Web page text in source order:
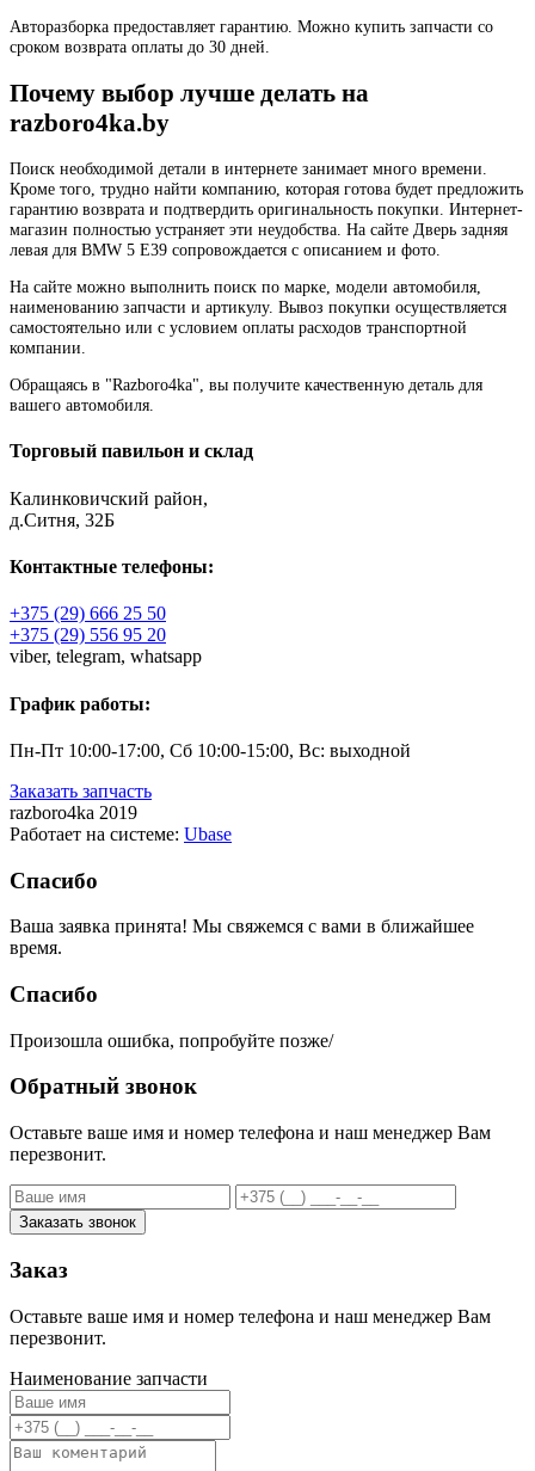
Авторазборка предоставляет гарантию. Можно купить запчасти со
сроком возврата оплаты до 30 дней.
Почему выбор лучше делать на
razboro4ka.by
Поиск необходимой детали в интернете занимает много времени.
Кроме того, трудно найти компанию, которая готова будет предложить
гарантию возврата и подтвердить оригинальность покупки. Интернет-
магазин полностью устраняет эти неудобства. На сайте Дверь задняя
левая для BMW 5 E39 сопровождается с описанием и фото.
На сайте можно выполнить поиск по марке, модели автомобиля,
наименованию запчасти и артикулу. Вывоз покупки осуществляется
самостоятельно или с условием оплаты расходов транспортной
компании.
Обращаясь в "Razboro4ka", вы получите качественную деталь для
вашего автомобиля.
Торговый павильон и склад
Калинковичский район,
д.Ситня, 32Б
Контактные телефоны:
+375 (29) 666 25 50
+375 (29) 556 95 20
viber, telegram, whatsapp
График работы:
Пн-Пт 10:00-17:00, Сб 10:00-15:00, Вс: выходной
Заказать запчасть
razboro4ka 2019
Работает на системе: Ubase
Спасибо
Ваша заявка принята! Мы свяжемся с вами в ближайшее
время.
Спасибо
Произошла ошибка, попробуйте позже/
Обратный звонок
Оставьте ваше имя и номер телефона и наш менеджер Вам
перезвонит.
Заказать звонок
Заказ
Оставьте ваше имя и номер телефона и наш менеджер Вам
перезвонит.
Наименование запчасти